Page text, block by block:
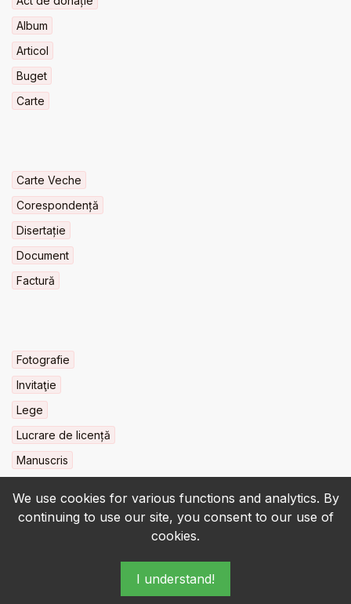
We use cookies for various functions and analytics. By
continuing to use our site, you consent to our use of
cookies.
I understand!
Album
Articol
Buget
Carte
Carte Veche
Corespondență
Disertație
Document
Factură
Fotografie
Invitaţie
Lege
Lucrare de licență
Manuscris
© 2022-2026 • BCU „Carol I” - All rights reserved.